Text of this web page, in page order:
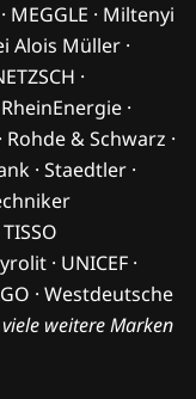
MEGGLE · Miltenyi
Alois Müller ·
·
·
& Schwarz ·
· Staedtler ·
· UNICEF ·
· Westdeutsche
weitere Marken